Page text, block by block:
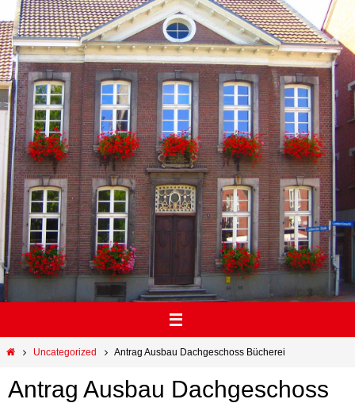
Uncategorized Antrag Ausbau Dachgeschoss Bücherei
Antrag Ausbau Dachgeschoss